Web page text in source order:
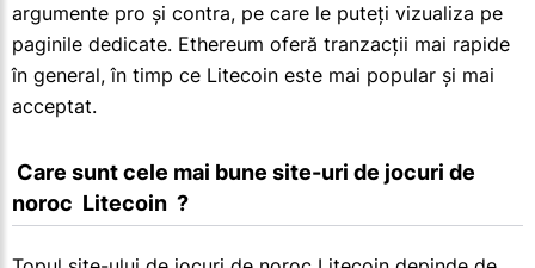
argumente pro și contra, pe care le puteți vizualiza pe
paginile dedicate. Ethereum oferă tranzacții mai rapide
în general, în timp ce Litecoin este mai popular și mai
acceptat.
noroc  Litecoin  ?